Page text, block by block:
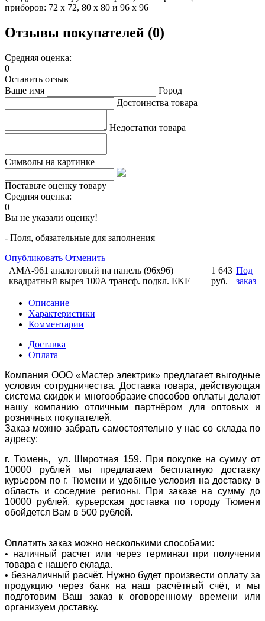
приборов: 72 х 72, 80 х 80 и 96 х 96
Отзывы покупателей (0)
Средняя оценка:
0
Оставить отзыв
Ваше имя
Город
Достоинства товара
Недостатки товара
Символы на картинке
Поставьте оценку товару
Средняя оценка:
0
Вы не указали оценку!
- Поля, обязательные для заполнения
Опубликовать Отменить
AMA-961 аналоговый на панель (96х96)
квадратный вырез 100А трансф. подкл. EKF
1 643
руб.
Под
заказ
Описание
Характеристики
Комментарии
Доставка
Оплата
Компания ООО «Мастер электрик» предлагает выгодные
условия сотрудничества. Доставка товара, действующая
система скидок и многообразие способов оплаты делают
нашу компанию отличным партнёром для оптовых и
розничных покупателей.
Заказ можно забрать самостоятельно у нас со склада по
адресу:
г. Тюмень, ул. Широтная 159. При покупке на сумму от
10000 рублей мы предлагаем бесплатную доставку
курьером по г. Тюмени и удобные условия на доставку в
область и соседние регионы. При заказе на сумму до
10000 рублей, курьерская доставка по городу Тюмени
обойдется Вам в 500 рублей.
Оплатить заказ можно несколькими способами:
• наличный расчет или через терминал при получении
товара с нашего склада.
• безналичный расчёт. Нужно будет произвести оплату за
продукцию через банк на наш расчётный счёт, и мы
подготовим Ваш заказ к оговоренному времени или
организуем доставку.